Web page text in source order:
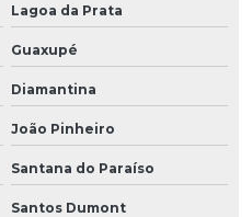
Lagoa da Prata
Guaxupé
Diamantina
João Pinheiro
Santana do Paraíso
Santos Dumont